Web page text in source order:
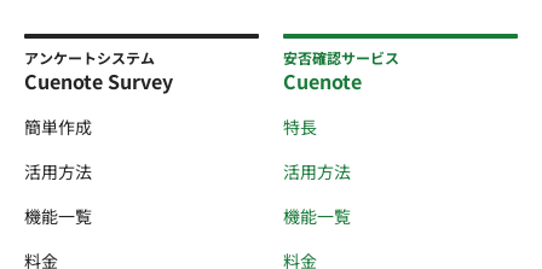
アンケートシステム
Cuenote Survey
簡単作成
活用方法
機能一覧
料金
安否確認サービス
Cuenote
特長
活用方法
機能一覧
料金